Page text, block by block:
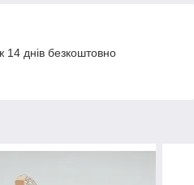
днів безкоштовно